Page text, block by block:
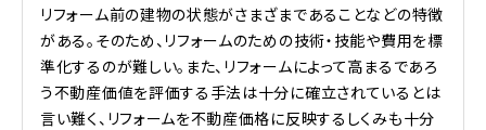
リフォーム前の建物の状態がさまざまであることなどの特徴
がある。そのため、リフォームのための技術・技能や費用を標
準化するのが難しい。また、リフォームによって高まるであろ
う不動産価値を評価する手法は十分に確立されているとは
言い難く、リフォームを不動産価格に反映するしくみも十分